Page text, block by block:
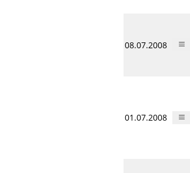
08.07.2008
01.07.2008